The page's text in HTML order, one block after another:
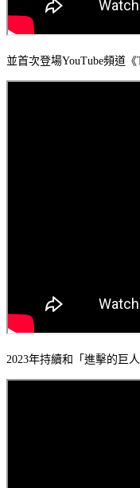
並首次登場YouTube頻道
2023年持續和「進擊的巨